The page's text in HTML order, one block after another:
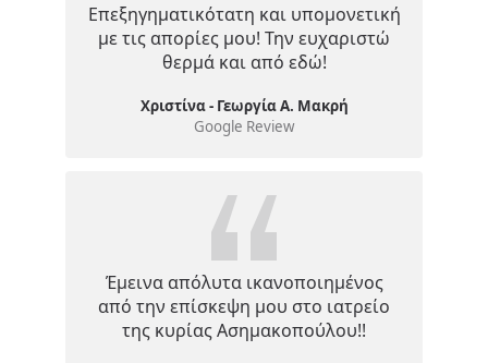
Επεξηγηματικότατη και υπομονετική
με τις απορίες μου! Την ευχαριστώ
θερμά και από εδώ!
Χριστίνα - Γεωργία Α. Μακρή
Google Review
Έμεινα απόλυτα ικανοποιημένος
από την επίσκεψη μου στο ιατρείο
της κυρίας Ασημακοπούλου!!